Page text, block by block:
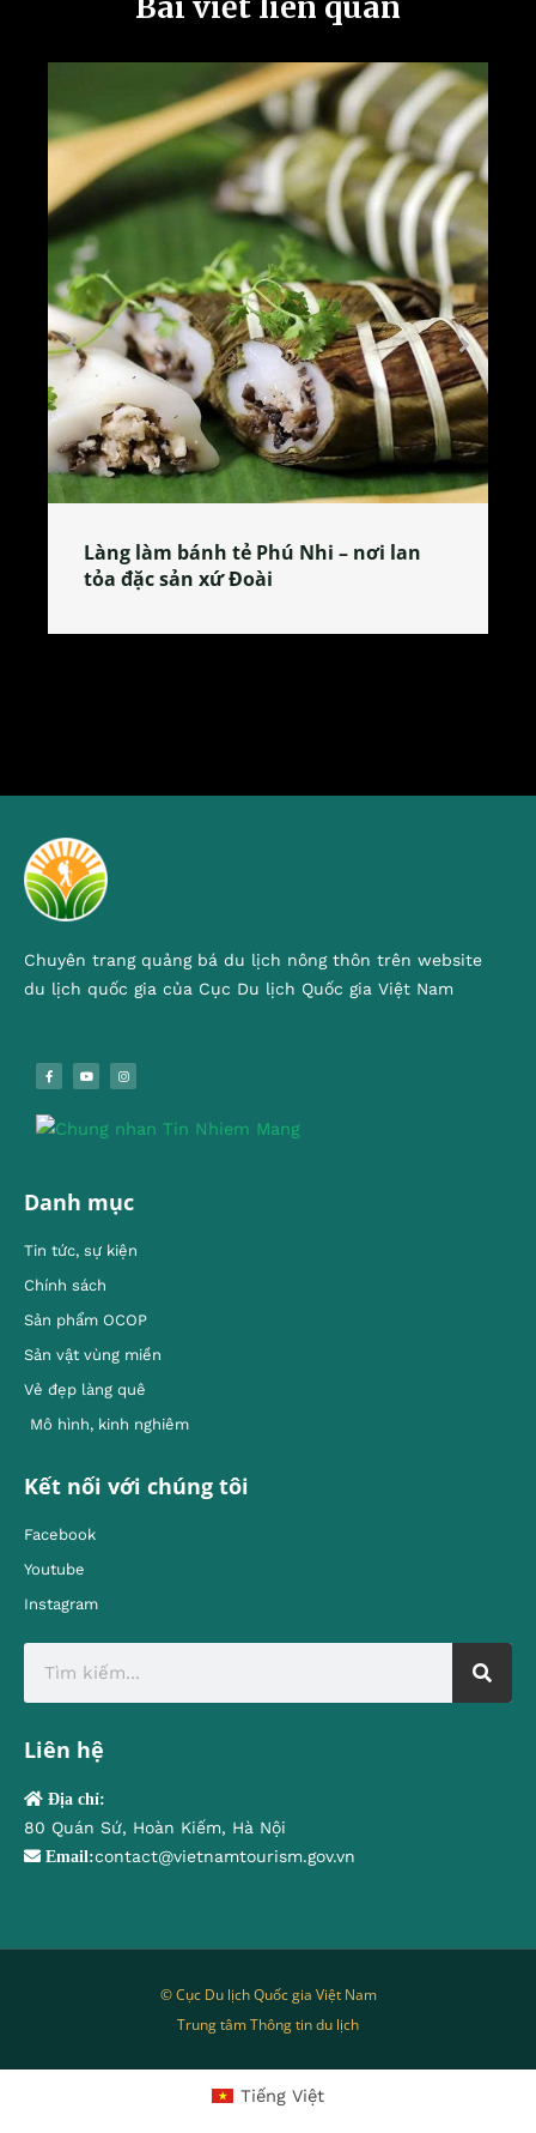
Làng làm bánh tẻ Phú Nhi – nơi lan
tỏa đặc sản xứ Đoài
Chuyên trang quảng bá du lịch nông thôn trên website
du lịch quốc gia của Cục Du lịch Quốc gia Việt Nam
Danh mục
Tin tức, sự kiện
Chính sách
Sản phẩm OCOP
Sản vật vùng miền
Vẻ đẹp làng quê
Mô hình, kinh nghiêm
Kết nối với chúng tôi
Facebook
Youtube
Instagram
Liên hệ
Địa chỉ:
80 Quán Sứ, Hoàn Kiếm, Hà Nội
Email:contact@vietnamtourism.gov.vn
© Cục Du lịch Quốc gia Việt Nam
Trung tâm Thông tin du lịch
Tiếng Việt